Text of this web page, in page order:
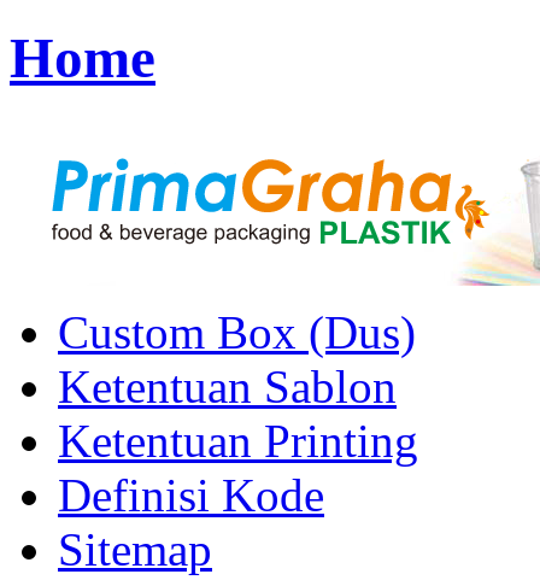
Home
Custom Box (Dus)
Ketentuan Sablon
Ketentuan Printing
Definisi Kode
Sitemap